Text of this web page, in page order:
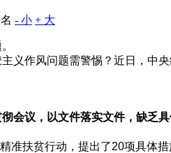
- 小 + 大
作风问题需警惕？近日，中
会议，以文件落实文件，缺乏具
扶贫行动，提出了20项具体